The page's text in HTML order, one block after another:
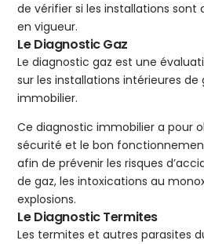
de vérifier si les installations
en vigueur.
Le Diagnostic Gaz
Le diagnostic gaz est une
sur les installations intérieures de
immobilier.
Ce diagnostic immobilier a pour
sécurité et le bon
afin de prévenir les risques
de gaz, les intoxications au
explosions.
Le Diagnostic Termites
Les termites et autres parasites